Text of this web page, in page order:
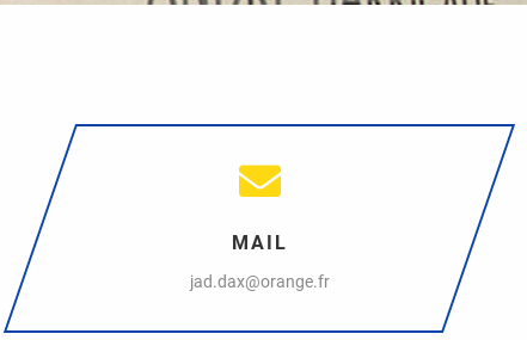
MAIL
jad.dax@orange.fr